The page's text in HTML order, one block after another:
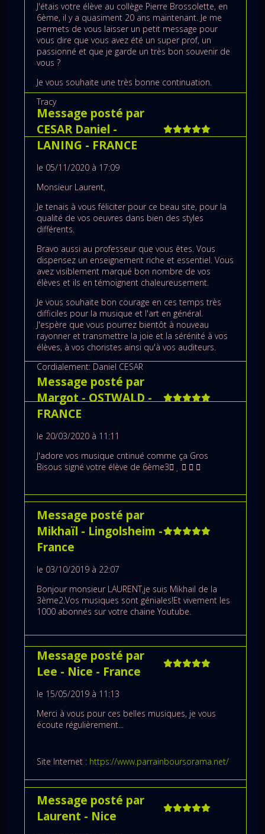
J'étais votre élève au collège Pierre Brossolette, en
6ème, il y a quasiment 20 ans maintenant. Je me
permets de vous laisser un petit message pour
vous dire que vous avez été un super prof, un
passionné et que je garde un très bon souvenir de
vous ?
Je vous souhaite une très bonne continuation.
Tracy
Message posté par
CESAR Daniel -
LANING - FRANCE
le 05/11/2020 à 17:09
Monsieur Laurent,
Je tenais à vous féliciter pour ce beau site, pour la
qualité de vos oeuvres dans bien des styles
différents.
Bravo aussi au professeur que vous êtes. Vous
dispensez un enseignement riche et essentiel. Vous
avez visiblement marqué bon nombre de vos
élèves et ils en témoignent chaleureusement.
Je vous souhaite bon courage en ces temps très
difficiles pour la musique et l'art en général.
J'espère que vous pourrez bientôt à nouveau
rayonner et transmettre la joie et la sérénité à vos
élèves, à vos choristes ainsi qu'à vos auditeurs.
Cordialement: Daniel CESAR
Message posté par
Margot- OSTWALD-
FRANCE
le 20/03/2020 à 11:11
J'adore vos musique cntinué comme ça Gros
Bisous signé votre élève de 6ème3   
Message posté par
Mikhaïl - Lingolsheim -
France
le 03/10/2019 à 22:07
Bonjour monsieur LAURENT,je suis Mikhail de la
3ème2.Vos musiques sont géniales!Et vivement les
1000 abonnés sur votre chaine Youtube.
Message posté par
Lee - Nice - France
le 15/05/2019 à 11:13
Merci à vous pour ces belles musiques, je vous
écoute régulièrement...
Site Internet : https://www.parrainboursorama.net/
Message posté par
Laurent - Nice